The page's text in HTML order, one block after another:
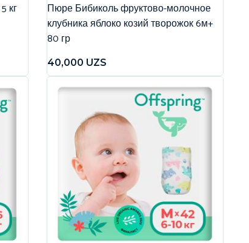
кг
Пюре Бибиколь фруктово-молочное
клубника яблоко козий творожок 6м+
80 гр
40,000 UZS